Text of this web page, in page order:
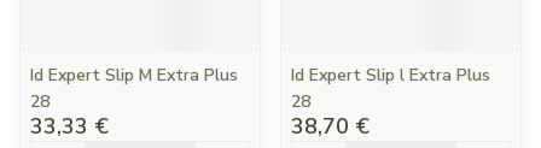
Id Expert Slip M Extra Plus
28
33,33 €
Id Expert Slip l Extra Plus
28
38,70 €